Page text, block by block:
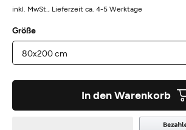
inkl. MwSt., Lieferzeit ca. 4-5 Werktage
Größe
In den Warenkorb